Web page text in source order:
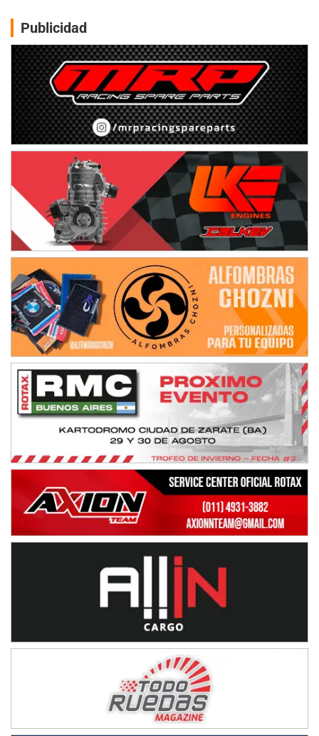
CSK - F7
Juventud Unida (Tierra)
Humboldt (Santa Fe)
NORESTE SANTAFESINO - F6
Ciudad de Avellaneda (Asfalto)
Avellaneda (Santa Fe)
SUR SANTAFESINO - F4
José Samuel Sánchez (Tierra)
Rufino (Santa Fe)
TUCUMANO - F5
Juan Navarro (Asfalto)
El Timbó (Tucumán)
COBERTURA ESPECIAL DE E-KART.COM.AR
08/09-AGO
IAME SERIES ARGENTINA 6
Ramiro Tot (Asfalto)
Baradero (Buenos Aires)
KDO - F6
Ciudad de Trenque Lauquen (Asfalto)
Trenque Lauquen (Buenos Aires)
ENTRERRIANO - F6 (POSTERGADA)
Parque de la Velocidad (Asfalto)
Villaguay (Entre Ríos)
VICTORIENSE - F7
Victoria (Entre Ríos)
PATAGONICO - F6
Moto Club Reginense (Tierra)
Gral. E. Godoy (Río Negro)
Avellaneda (Santa Fe)
José Samuel Sánchez (Tierra)
TUCUMANO - F5
Publicidad